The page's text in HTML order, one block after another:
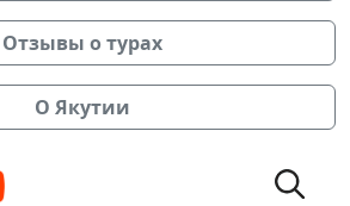
Отзывы о турах
О Якутии